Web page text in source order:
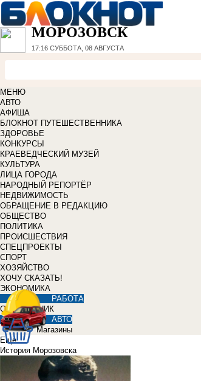
МОРОЗОВСК
17:16 СУББОТА, 08 АВГУСТА
МЕНЮ
АВТО
АФИША
БЛОКНОТ ПУТЕШЕСТВЕННИКА
ЗДОРОВЬЕ
КОНКУРСЫ
КРАЕВЕДЧЕСКИЙ МУЗЕЙ
КУЛЬТУРА
ЛИЦА ГОРОДА
НАРОДНЫЙ РЕПОРТЁР
НЕДВИЖИМОСТЬ
ОБРАЩЕНИЕ В РЕДАКЦИЮ
ОБЩЕСТВО
ПОЛИТИКА
ПРОИСШЕСТВИЯ
СПЕЦПРОЕКТЫ
СПОРТ
ХОЗЯЙСТВО
ХОЧУ СКАЗАТЬ!
ЭКОНОМИКА
РАБОТА
СПРАВОЧНИК
АВТО
Магазины
Еще
История Морозовска